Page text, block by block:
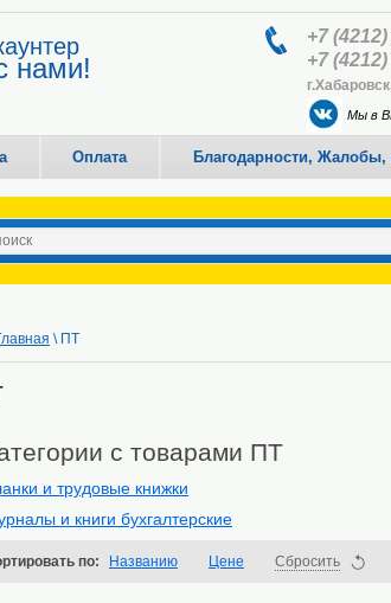
нами!
Мы в
+7 (4212)
+7 (4212)
Оплата Благодарности,
\ ПТ
с товарами ПТ
и трудовые книжки
и книги бухгалтерские
по: Названию Цене Сбросить